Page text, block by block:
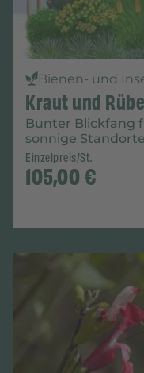
Bienen- und
Kraut und
Bunter Blickfang
sonnige Standorte
Einzelpreis/St.
105,00€